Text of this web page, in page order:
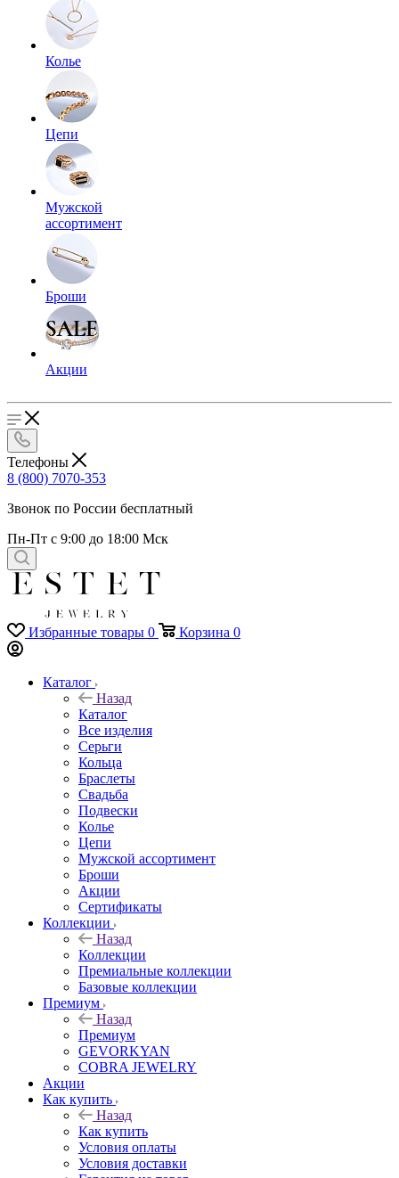
Колье
Цепи
Мужской
ассортимент
Броши
Акции
Телефоны
8 (800) 7070-353
Звонок по России бесплатный
Пн-Пт с 9:00 до 18:00 Мск
Избранные товары 0 Корзина 0
Каталог
Назад
Каталог
Все изделия
Серьги
Кольца
Браслеты
Свадьба
Подвески
Колье
Цепи
Мужской ассортимент
Броши
Акции
Сертификаты
Коллекции
Назад
Коллекции
Премиальные коллекции
Базовые коллекции
Премиум
Назад
Премиум
GEVORKYAN
COBRA JEWELRY
Акции
Как купить
Назад
Как купить
Условия оплаты
Условия доставки